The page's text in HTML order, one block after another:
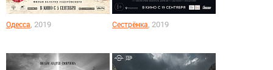
Одесса, 2019 Сестрёнка, 2019